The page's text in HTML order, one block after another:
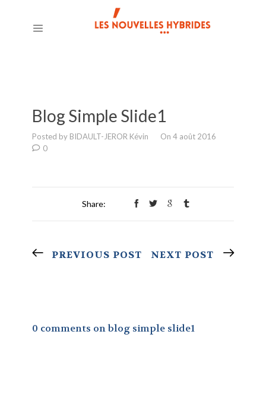
Blog Simple Slide1
Posted by BIDAULT-JEROR Kévin
On 4 août 2016
0
Share:
PREVIOUS POST NEXT POST
0 comments on blog simple slide1